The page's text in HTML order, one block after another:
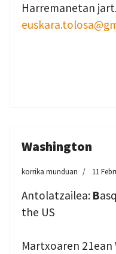
Harremanetan
Washington
korrika munduan 11
Antolatzailea: B
the US
Martxoaren